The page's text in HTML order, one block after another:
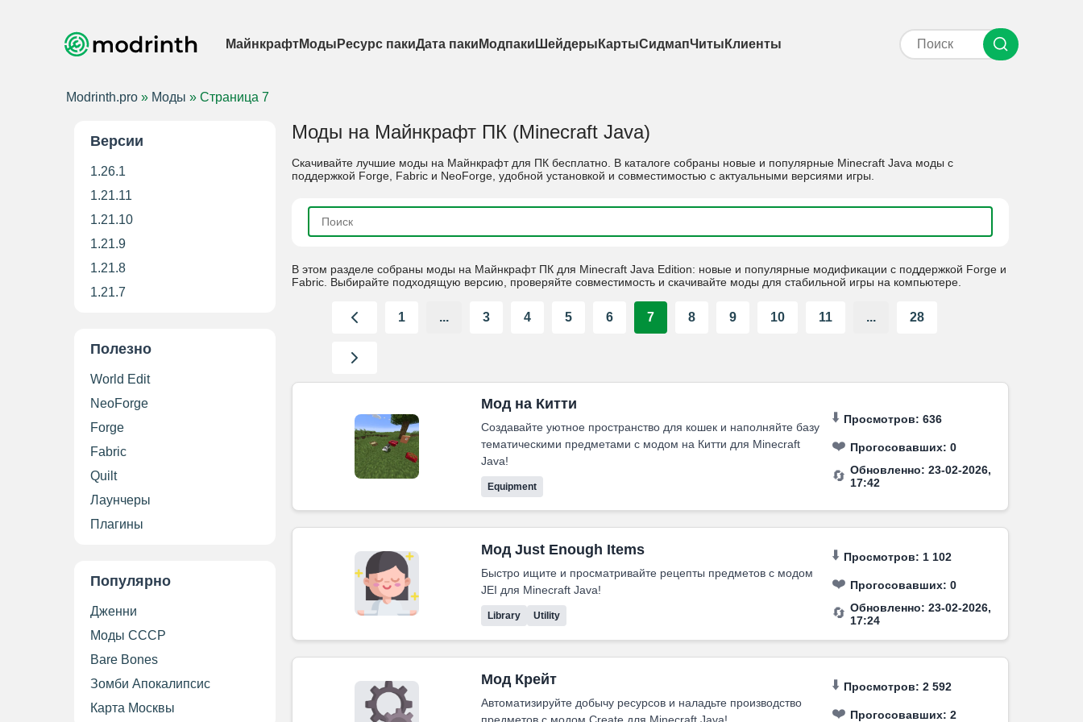
МайнкрафтМоды Ресурс пакиДата паки Модпаки Шейдеры КартыСидмапЧиты Клиенты
Modrinth.pro » Моды » Страница 7
Версии
1.26.1
1.21.11
1.21.10
1.21.9
1.21.8
1.21.7
Полезно
World Edit
NeoForge
Forge
Fabric
Quilt
Лаунчеры
Плагины
Популярно
Дженни
Моды СССР
Bare Bones
Зомби Апокалипсис
Карта Москвы
Моды на Майнкрафт ПК (Minecraft Java)
Скачивайте лучшие моды на Майнкрафт для ПК бесплатно. В каталоге собраны новые и популярные Minecraft Java моды с
поддержкой Forge, Fabric и NeoForge, удобной установкой и совместимостью с актуальными версиями игры.
В этом разделе собраны моды на Майнкрафт ПК для Minecraft Java Edition: новые и популярные модификации с поддержкой Forge и
Fabric. Выбирайте подходящую версию, проверяйте совместимость и скачивайте моды для стабильной игры на компьютере.
1 ... 3 4 5 6 7 8 9 10 11 ... 28
Мод на Китти
Создавайте уютное пространство для кошек и наполняйте базу
тематическими предметами с модом на Китти для Minecraft
Java!
Equipment
⬇️ Просмотров: 636
❤️ Прогосовавших:0
🔄 Обновленно: 23-02-2026,
17:42
Мод Just Enough Items
Быстро ищите и просматривайте рецепты предметов с модом
JEI для Minecraft Java!
Library Utility
⬇️ Просмотров: 1 102
❤️ Прогосовавших:0
🔄 Обновленно: 23-02-2026,
17:24
Мод Крейт
Автоматизируйте добычу ресурсов и наладьте производство
предметов с модом Create для Minecraft Java!
⬇️ Просмотров: 2 592
❤️ Прогосовавших:2